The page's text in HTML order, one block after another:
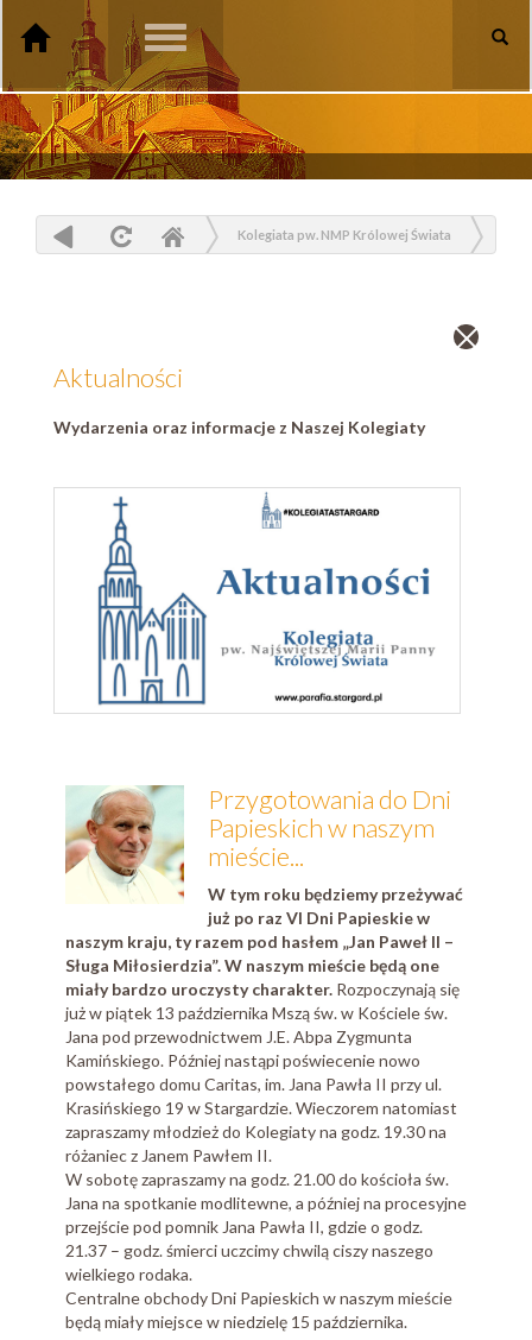
Toggle
navigation
Kolegiata pw. NMP Królowej Świata
Zamknij
Aktualności
Wydarzenia oraz informacje z Naszej Kolegiaty
Przygotowania do Dni
Papieskich w naszym
mieście...
W tym roku będziemy przeżywać
już po raz VI Dni Papieskie w
naszym kraju, ty razem pod hasłem „Jan Paweł II –
Sługa Miłosierdzia”. W naszym mieście będą one
miały bardzo uroczysty charakter. Rozpoczynają się
już w piątek 13 października Mszą św. w Kościele św.
Jana pod przewodnictwem J.E. Abpa Zygmunta
Kamińskiego. Później nastąpi poświecenie nowo
powstałego domu Caritas, im. Jana Pawła II przy ul.
Krasińskiego 19 w Stargardzie. Wieczorem natomiast
zapraszamy młodzież do Kolegiaty na godz. 19.30 na
różaniec z Janem Pawłem II.
W sobotę zapraszamy na godz. 21.00 do kościoła św.
Jana na spotkanie modlitewne, a później na procesyjne
przejście pod pomnik Jana Pawła II, gdzie o godz.
21.37 – godz. śmierci uczcimy chwilą ciszy naszego
wielkiego rodaka.
Centralne obchody Dni Papieskich w naszym mieście
będą miały miejsce w niedzielę 15 października.